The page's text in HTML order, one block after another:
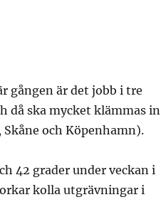
gången är det jobb i tre
då ska mycket klämmas in
och Köpenhamn).
42 grader under veckan i
kolla utgrävningar i